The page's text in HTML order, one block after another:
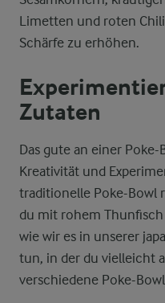
Limetten und roten
Schärfe zu erhöhen.
Zutaten
Das gute an einer Poke-
Kreativität und
traditionelle Poke-Bowl
du mit rohem
wie wir es in unserer
tun, in der du vielleicht
verschiedene Poke-